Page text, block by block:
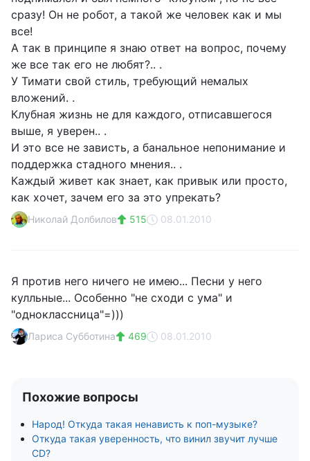
сразу! Он не робот, а такой же человек как и мы
все!
А так в принципе я знаю ответ на вопрос, почему
же все так его не любят?.. .
У Тимати свой стиль, требующий немалых
вложений. .
Клубная жизнь не для каждого, отписавшегося
выше, я уверен.. .
И это все не зависть, а банальное непонимание и
поддержка стадного мнения.. .
Каждый живет как знает, как привык или просто,
как хочет, зачем его за это упрекать?
Николай Долбилов 515 08.01.2010
Я против него ничего не имею... Песни у него
кулльные... Особенно "не сходи с ума" и
"одноклассница"=)))
Лариса Субботина 469 08.01.2010
Похожие вопросы
Народ! Откуда такая ненависть к поп-музыке?
Откуда такая уверенность, что винил звучит лучше
CD?